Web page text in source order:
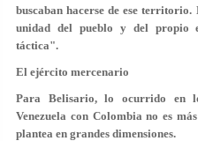
buscaban hacerse de ese
unidad del pueblo y del propio
táctica".
El ejército mercenario
Para Belisario, lo ocurrido en
Venezuela con Colombia no es
plantea en grandes dimensiones.